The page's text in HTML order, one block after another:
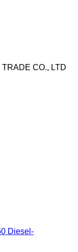
CO., LTD
Diesel-